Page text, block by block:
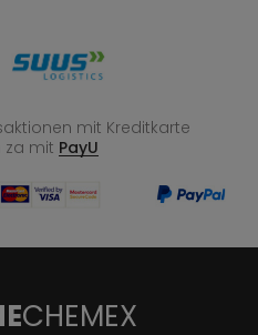
mit Kreditkarte
za mit PayU
CHEMEX